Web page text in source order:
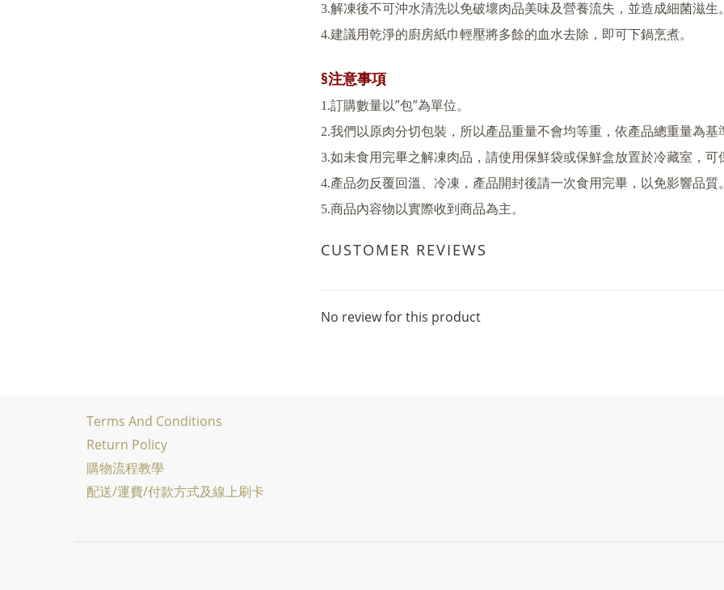
3.解凍後不可沖水清洗以免破壞肉品美味及營養流失，並造成細菌滋生。
4.建議用乾淨的廚房紙巾輕壓將多餘的血水去除，即可下鍋烹煮。
§注意事項
1.訂購數量以”包”為單位。
2.我們以原肉分切包裝，所以產品重量不會均等重，依產品總重量為基
3.如未食用完畢之解凍肉品，請使用保鮮袋或保鮮盒放置於冷藏室，可
4.產品勿反覆回溫、冷凍，產品開封後請一次食用完畢，以免影響品質。
5.商品內容物以實際收到商品為主。
CUSTOMER REVIEWS
No review for this product
Terms And Conditions
Return Policy
購物流程教學
配送/運費/付款方式及線上刷卡